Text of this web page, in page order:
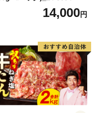
14,000円